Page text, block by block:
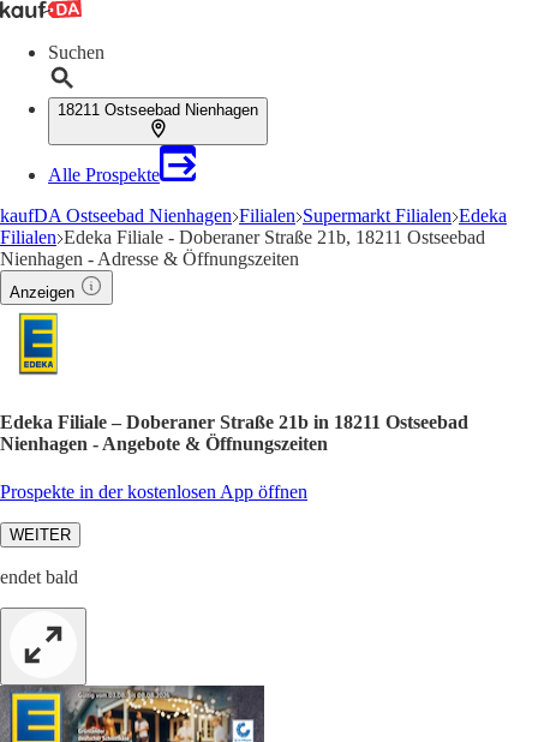
Suchen
18211 Ostseebad Nienhagen
Alle Prospekte
kaufDA Ostseebad Nienhagen Filialen Supermarkt Filialen Edeka
Filialen Edeka Filiale - Doberaner Straße 21b, 18211 Ostseebad
Nienhagen - Adresse & Öffnungszeiten
Anzeigen
Edeka Filiale – Doberaner Straße 21b in 18211 Ostseebad
Nienhagen - Angebote & Öffnungszeiten
Prospekte in der kostenlosen App öffnen
WEITER
endet bald